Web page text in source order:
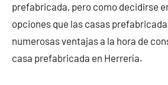
prefabricada, pero como decidirse
opciones que las casas
numerosas ventajas a la hora de
casa prefabricada en Herrería.